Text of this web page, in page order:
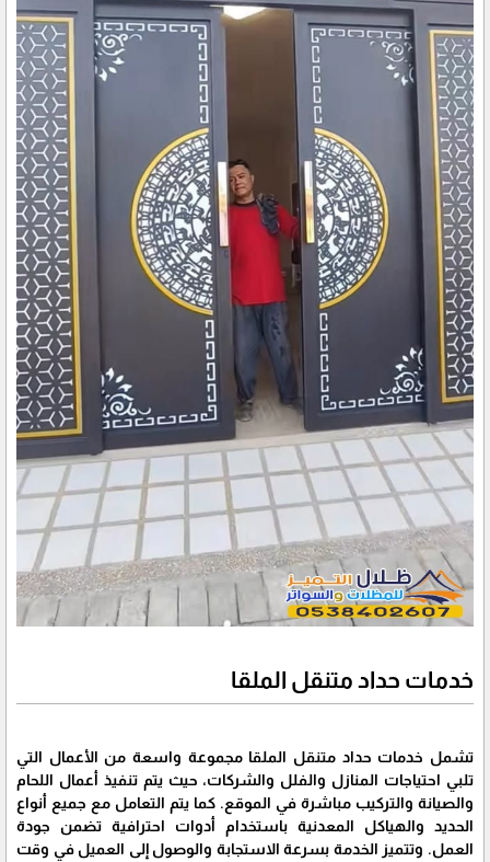
خدمات حداد متنقل الملقا
تشمل خدمات حداد متنقل الملقا مجموعة واسعة من الأعمال التي
تلبي احتياجات المنازل والفلل والشركات، حيث يتم تنفيذ أعمال اللحام
والصيانة والتركيب مباشرة في الموقع. كما يتم التعامل مع جميع أنواع
الحديد والهياكل المعدنية باستخدام أدوات احترافية تضمن جودة
العمل. وتتميز الخدمة بسرعة الاستجابة والوصول إلى العميل في وقت